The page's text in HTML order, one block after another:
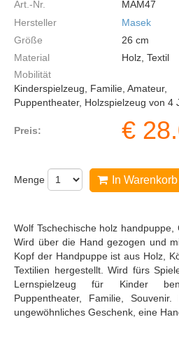
Art.-Nr.
MAM47
Hersteller
Masek
Größe
26 cm
Material
Holz, Textil
Mobilität
Kinderspielzeug, Familie, Amateur,
Puppentheater, Holzspielzeug von 4
Preis: €
Menge In
Wolf Tschechische holz handpuppe,
Wird über die Hand gezogen und
Kopf der Handpuppe ist aus Holz,
Textilien hergestellt. Wird fürs
Lernspielzeug für Kinder
Puppentheater, Familie,
ungewöhnliches Geschenk, eine